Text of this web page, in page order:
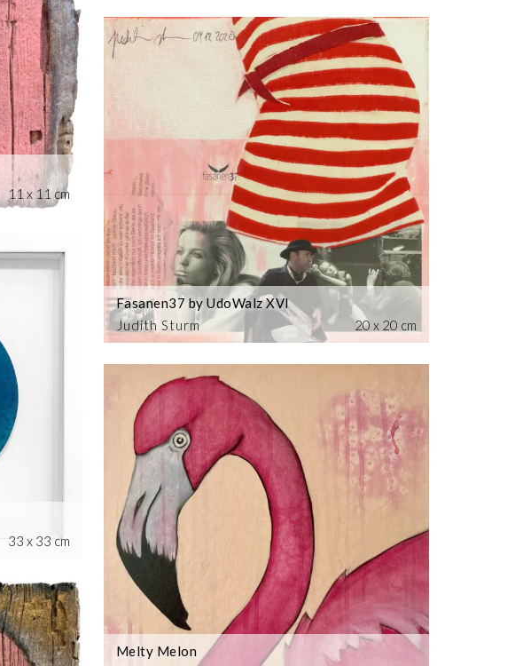
11 x 11 cm
33 x 33 cm
Judith Sturm
Fasanen37 by UdoWalz XVI
20 x 20 cm
Melty Melon